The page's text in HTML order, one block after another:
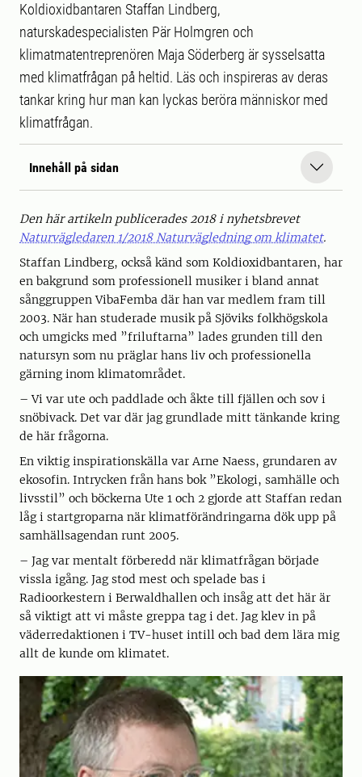
Koldioxidbantaren Staffan Lindberg,
naturskadespecialisten Pär Holmgren och
klimatmatentreprenören Maja Söderberg är sysselsatta
med klimatfrågan på heltid. Läs och inspireras av deras
tankar kring hur man kan lyckas beröra människor med
klimatfrågan.
Innehåll på sidan
Den här artikeln publicerades 2018 i nyhetsbrevet
Naturvägledaren 1/2018 Naturvägledning om klimatet.
Staffan Lindberg, också känd som Koldioxidbantaren, har
en bakgrund som professionell musiker i bland annat
sånggruppen VibaFemba där han var medlem fram till
2003. När han studerade musik på Sjöviks folkhögskola
och umgicks med ”friluftarna” lades grunden till den
natursyn som nu präglar hans liv och professionella
gärning inom klimatområdet.
– Vi var ute och paddlade och åkte till fjällen och sov i
snöbivack. Det var där jag grundlade mitt tänkande kring
de här frågorna.
En viktig inspirationskälla var Arne Naess, grundaren av
ekosofin. Intrycken från hans bok ”Ekologi, samhälle och
livsstil” och böckerna Ute 1 och 2 gjorde att Staffan redan
låg i startgroparna när klimatförändringarna dök upp på
samhällsagendan runt 2005.
– Jag var mentalt förberedd när klimatfrågan började
vissla igång. Jag stod mest och spelade bas i
Radioorkestern i Berwaldhallen och insåg att det här är
så viktigt att vi måste greppa tag i det. Jag klev in på
väderredaktionen i TV-huset intill och bad dem lära mig
allt de kunde om klimatet.